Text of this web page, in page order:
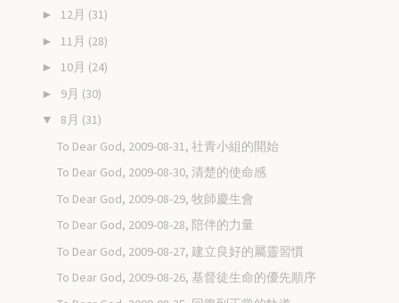
► 12月 (31)
► 11月 (28)
► 10月 (24)
► 9月 (30)
▼ 8月 (31)
To Dear God, 2009-08-31, 社青小組的開始
To Dear God, 2009-08-30, 清楚的使命感
To Dear God, 2009-08-29, 牧師慶生會
To Dear God, 2009-08-28, 陪伴的力量
To Dear God, 2009-08-27, 建立良好的屬靈習慣
To Dear God, 2009-08-26, 基督徒生命的優先順序